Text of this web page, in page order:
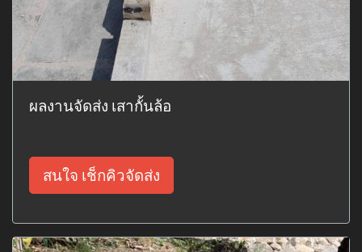
ผลงานจัดส่ง เสากั้นล้อ
สนใจ เช็กคิวจัดส่ง